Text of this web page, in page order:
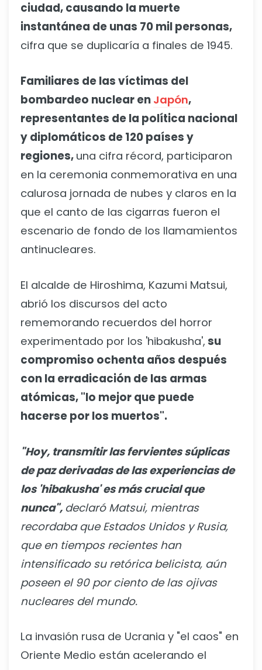
ciudad, causando la muerte
instantánea de unas 70 mil personas,
cifra que se duplicaría a finales de 1945.
Familiares de las víctimas del
bombardeo nuclear en Japón,
representantes de la política nacional
y diplomáticos de 120 países y
regiones, una cifra récord, participaron
en la ceremonia conmemorativa en una
calurosa jornada de nubes y claros en la
que el canto de las cigarras fueron el
escenario de fondo de los llamamientos
antinucleares.
El alcalde de Hiroshima, Kazumi Matsui,
abrió los discursos del acto
rememorando recuerdos del horror
experimentado por los 'hibakusha', su
compromiso ochenta años después
con la erradicación de las armas
atómicas, "lo mejor que puede
hacerse por los muertos".
"Hoy, transmitir las fervientes súplicas
de paz derivadas de las experiencias de
los 'hibakusha' es más crucial que
nunca", declaró Matsui, mientras
recordaba que Estados Unidos y Rusia,
que en tiempos recientes han
intensificado su retórica belicista, aún
poseen el 90 por ciento de las ojivas
nucleares del mundo.
La invasión rusa de Ucrania y "el caos" en
Oriente Medio están acelerando el